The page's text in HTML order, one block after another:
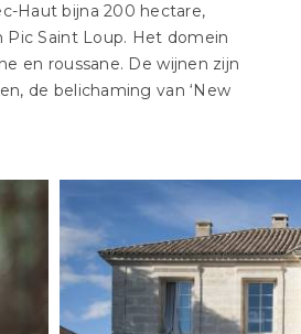
Haut bijna 200 hectare,
Pic Saint Loup. Het domein
en roussane. De wijnen zijn
de belichaming van ‘New